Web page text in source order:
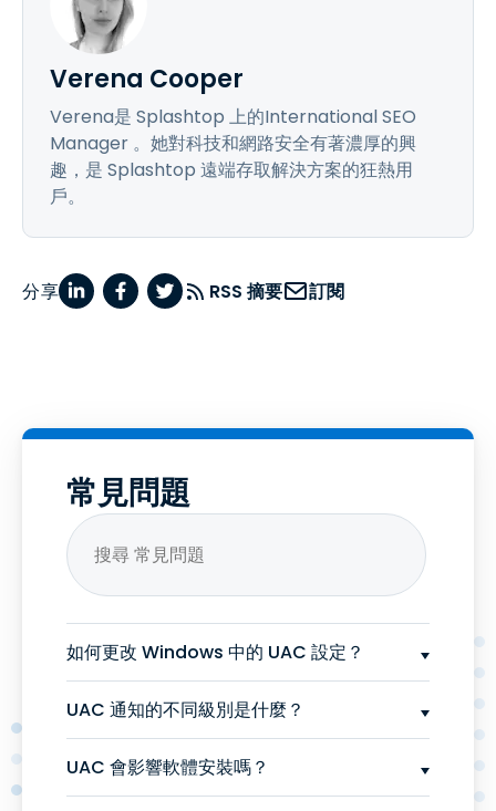
Verena Cooper
Verena是 Splashtop 上的International SEO
Manager 。她對科技和網路安全有著濃厚的興
趣，是 Splashtop 遠端存取解決方案的狂熱用
戶。
分享 RSS 摘要 訂閱
常見問題
如何更改 Windows 中的 UAC 設定？
UAC 通知的不同級別是什麼？
UAC 會影響軟體安裝嗎？